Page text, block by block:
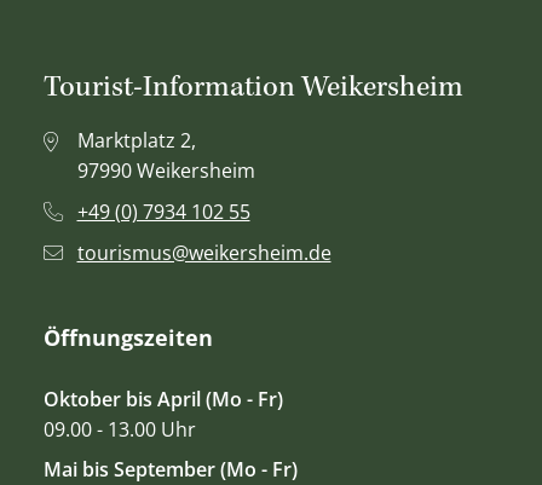
Tourist-Information Weikersheim
Marktplatz 2,
97990 Weikersheim
+49 (0) 7934 102 55
tourismus@weikersheim.de
Öffnungszeiten
Oktober bis April (Mo - Fr)
09.00 - 13.00 Uhr
Mai bis September (Mo - Fr)